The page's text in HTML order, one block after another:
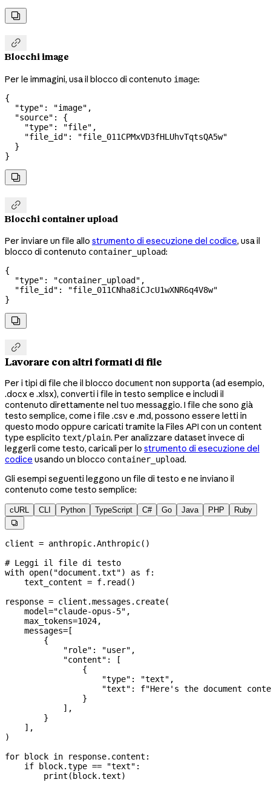


Blocchi image
Per le immagini, usa il blocco di contenuto image:
{
  "type"
: "image" ,
  "source"
: {
    "type"
: "file" ,
    "file_id"
:
"file_011CPMxVD3fHLUhvTqtsQA5w"
  }
}


Blocchi container upload
Per inviare un file allo strumento di esecuzione del codice, usa il
blocco di contenuto container_upload:
{
  "type"
: "container_upload" ,
  "file_id"
:
"file_011CNha8iCJcU1wXNR6q4V8w"
}


Lavorare con altri formati di file
Per i tipi di file che il blocco document non supporta (ad esempio,
.docx e .xlsx), converti i file in testo semplice e includi il
contenuto direttamente nel tuo messaggio. I file che sono già
testo semplice, come i file .csv e .md, possono essere letti in
questo modo oppure caricati tramite la Files API con un content
type esplicito text/plain. Per analizzare dataset invece di
leggerli come testo, caricali per lo strumento di esecuzione del
codice usando un blocco container_upload.
Gli esempi seguenti leggono un file di testo e ne inviano il
contenuto come testo semplice:
cURL CLI Python TypeScript C# Go Java PHP Ruby

client = anthropic.Anthropic()
# Leggi il file di testo
with open( "document.txt") as f:
    text_content
= f.read()
response = client.messages.create(
    model
="claude-opus-5" ,
    max_tokens
=1024,
    messages
= [
        {
            "role"
: "user" ,
            "content"
: [
                {
                    "type"
: "text" ,
                    "text"
: f"Here's the document
                }
            ],
        }
    ],
)
for block in response.content:
    if
block.type == "text" :
        print
(block.text)